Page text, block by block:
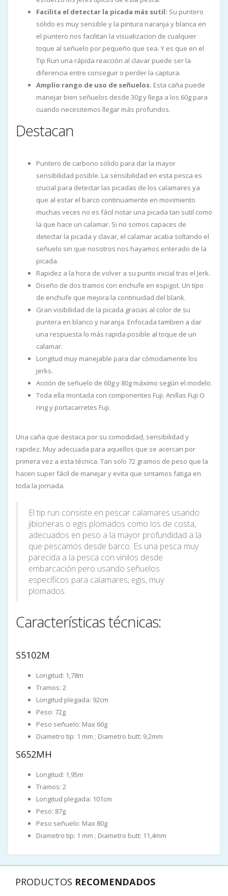
Facilita el detectar la picada más sutil: Su puntero
sólido es muy sensible y la pintura naranja y blanca en
el puntero nos facilitan la visualizacion de cualquier
toque al señuelo por pequeño que sea. Y es que en el
Tip Run una rápida reacción al clavar puede ser la
diferencia entre conseguir o perder la captura.
Amplio rango de uso de señuelos. Esta caña puede
manejar bien señuelos desde 30g y llega a los 60g para
cuando necesitemos llegar más profundos.
Destacan
Puntero de carbono sólido para dar la mayor
sensibilidad posible. La sensibilidad en esta pesca es
crucial para detectar las picadas de los calamares ya
que al estar el barco continuamente en movimiento
muchas veces no es fácil notar una picada tan sutil como
la que hace un calamar. Si no somos capaces de
detectar la picada y clavar, el calamar acaba soltando el
señuelo sin que nosotros nos hayamos enterado de la
picada.
Rapidez a la hora de volver a su punto inicial tras el Jerk.
Diseño de dos tramos con enchufe en espigot. Un tipo
de enchufe que mejora la continuidad del blank.
Gran visibilidad de la picada gracias al color de su
puntera en blanco y naranja. Enfocada tambien a dar
una respuesta lo más rapida posible al toque de un
calamar.
Longitud muy manejable para dar cómodamente los
jerks.
Acción de señuelo de 60g y 80g máximo según el modelo.
Toda ella montada con componentes Fuji. Anillas Fuji O
ring y portacarretes Fuji.
Una caña que destaca por su comodidad, sensibilidad y
rapidez. Muy adecuada para aquellos que se acercan por
primera vez a esta técnica. Tan solo 72 gramos de peso que la
hacen super fácil de manejar y evita que sintamos fatiga en
toda la jornada.
El tip run consiste en pescar calamares usando
jibioneras o egis plomados como los de costa,
adecuados en peso a la mayor profundidad a la
que pescamos desde barco. Es una pesca muy
parecida a la pesca con vinilos desde
embarcación pero usando señuelos
específicos para calamares, egis, muy
plomados.
Características técnicas:
S5102M
Longitud: 1,78m
Tramos: 2
Longitud plegada: 92cm
Peso: 72g
Peso señuelo: Max 60g
Diametro tip: 1 mm ; Diametro butt: 9,2mm
S652MH
Longitud: 1,95m
Tramos: 2
Longitud plegada: 101cm
Peso: 87g
Peso señuelo: Max 80g
Diametro tip: 1 mm ; Diametro butt: 11,4mm
PRODUCTOS RECOMENDADOS